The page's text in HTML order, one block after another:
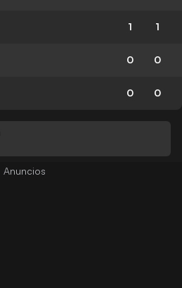
1 1
0 0
0 0